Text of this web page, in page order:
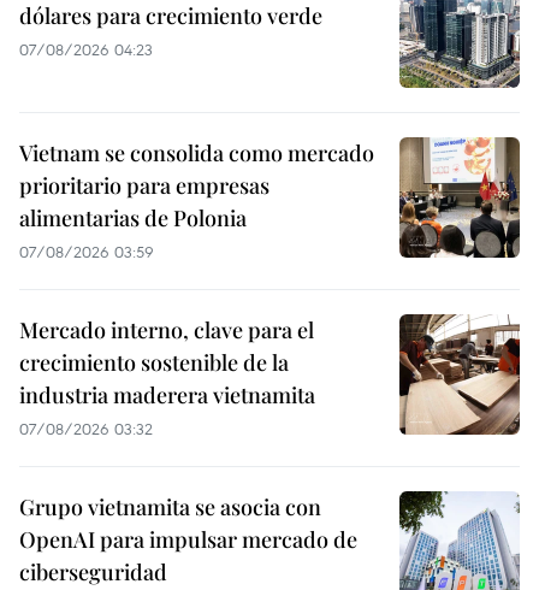
dólares para crecimiento verde
07/08/2026 04:23
Vietnam se consolida como mercado
prioritario para empresas
alimentarias de Polonia
07/08/2026 03:59
Mercado interno, clave para el
crecimiento sostenible de la
industria maderera vietnamita
07/08/2026 03:32
Grupo vietnamita se asocia con
OpenAI para impulsar mercado de
ciberseguridad